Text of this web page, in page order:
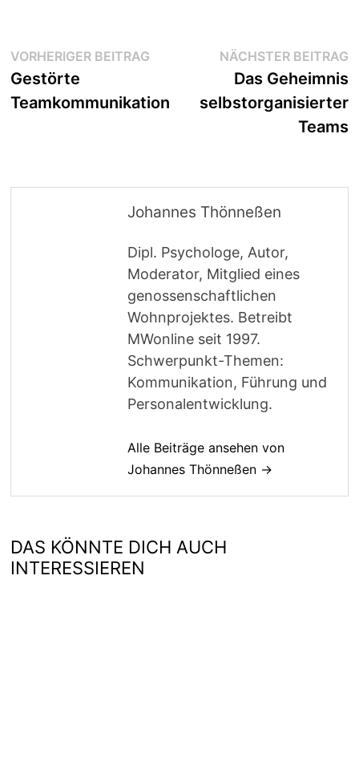
Beitragsnavigation
VORHERIGER BEITRAG Vorheriger
Gestörte
Teamkommunikation
NÄCHSTER BEITRAG
Das Geheimnis
selbstorganisierter
Teams
Johannes Thönneßen
Dipl. Psychologe, Autor,
Moderator, Mitglied eines
genossenschaftlichen
Wohnprojektes. Betreibt
MWonline seit 1997.
Schwerpunkt-Themen:
Kommunikation, Führung und
Personalentwicklung.
Alle Beiträge ansehen von
Johannes Thönneßen →
DAS KÖNNTE DICH AUCH
INTERESSIEREN